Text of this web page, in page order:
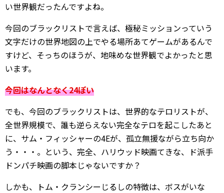
い世界観だったんですよね。
今回のブラックリストで言えば、極秘ミッションっていう
文字だけの世界地図の上でやる場所あてゲームがあるんで
すけど、そっちのほうが、地味めな世界観でよかったと思
います。
今回はなんとなく24ぽい
でも、今回のブラックリストは、世界的なテロリストが、
全世界規模で、誰も逆らえない完全なテロを起こしたあと
に、サム・フィッシャーの4Eが、孤立無援ながら立ち向か
う・・・。という、完全、ハリウッド映画てきな、ド派手
ドンパチ映画の脚本じゃないですか？
しかも、トム・クランシーじるしの特徴は、ボスがいな